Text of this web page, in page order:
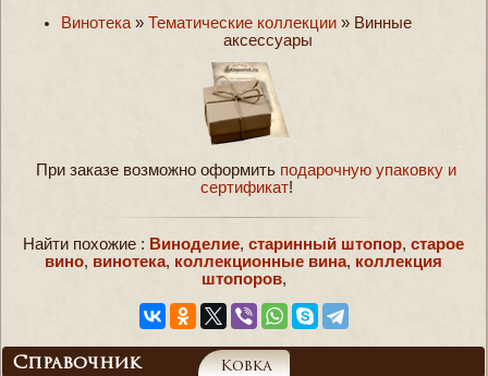
Винотека » Тематические коллекции » Винные
аксессуары
При заказе возможно оформить подарочную упаковку и
сертификат!
Найти похожие : Виноделие, старинный штопор, старое
вино, винотека, коллекционные вина, коллекция
штопоров,
Справочник Ковка